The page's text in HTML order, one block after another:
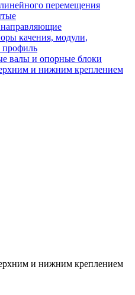
перемещения
качения, модули,
валы и опорные блоки
и нижним креплением
и нижним креплением